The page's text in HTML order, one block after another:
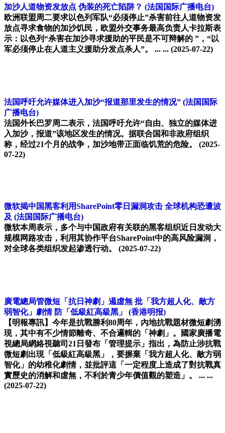
加沙人道物资发放点 伪装的死亡陷阱？ (法国国际广播电台)
欧洲联盟周二要求以色列军队“必须停止”杀害前往人道物资发
放点寻求食物的加沙饥民，欧盟外交事务最高负责人卡拉斯表
示：以色列“杀害在加沙寻求援助的平民是不可辩解的 ”，“以
军必须停止在人道主义援助分发点杀人”。 ... ... (2025-07-22)
法国呼吁允许媒体进入加沙“报道那里发生的情况” (法国国际
广播电台)
法国外长巴罗周二表示，法国呼吁允许“自由、独立的媒体进
入加沙，报道”该地区发生的情况。据联合国和非政府组织
称，经过21个月的战争，加沙地带正面临饥荒的危险。 (2025-
07-22)
微软揭中国黑客利用SharePoint零日漏洞攻击 全球机构恐遭波
及 (法国国际广播电台)
微软本周表示，多个与中国政府有关联的黑客组织近日发动大
规模网路攻击，利用其协作平台SharePoint中的高风险漏洞，
对全球各类组织发起渗透行动。 (2025-07-22)
廣電總局管微短「抗日神劇」遏虛無 批「我方超人化、敵方
弱智化」劇情 防「低級紅高級黑」
(香港明报)
【明報專訊】今年是抗戰勝利80周年，內地抗戰題材微短劇湧
現，其中有不少情節離奇、不合邏輯的「神劇」。國家廣播電
視總局網絡視聽司21日發布「管理提示」指出，為防止涉抗戰
微短劇出現「低級紅高級黑」，要摒棄「我方超人化、敵方弱
智化」的幼稚化劇情，並批評這「一定程度上造成了對抗戰真
實歷史的消解和虛無，不利於青少年價值觀的塑造」。 ... ...
(2025-07-22)